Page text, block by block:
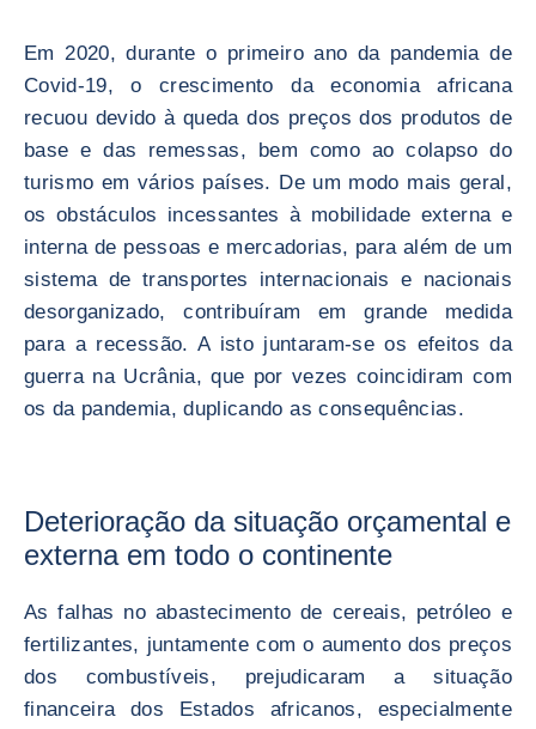
Em 2020, durante o primeiro ano da pandemia de
Covid-19, o crescimento da economia africana
recuou devido à queda dos preços dos produtos de
base e das remessas, bem como ao colapso do
turismo em vários países. De um modo mais geral,
os obstáculos incessantes à mobilidade externa e
interna de pessoas e mercadorias, para além de um
sistema de transportes internacionais e nacionais
desorganizado, contribuíram em grande medida
para a recessão. A isto juntaram-se os efeitos da
guerra na Ucrânia, que por vezes coincidiram com
os da pandemia, duplicando as consequências.
Deterioração da situação orçamental e
externa em todo o continente
As falhas no abastecimento de cereais, petróleo e
fertilizantes, juntamente com o aumento dos preços
dos combustíveis, prejudicaram a situação
financeira dos Estados africanos, especialmente